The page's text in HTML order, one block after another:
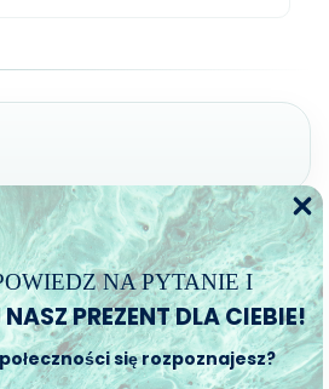
NA PYTANIE I
PREZENT DLA CIEBIE!
się rozpoznajesz?